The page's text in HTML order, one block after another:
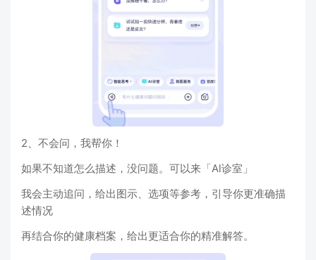
2、不会问，我帮你！
如果不知道怎么描述，没问题。可以来「Al诊室」
我会主动追问，给出图示、选项等参考，引导你更准确描
述情况
再结合你的健康档案，给出更适合你的精准解答。